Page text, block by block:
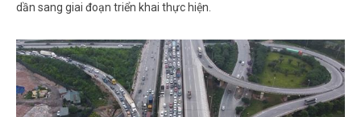
dần sang giai đoạn triển khai thực hiện.